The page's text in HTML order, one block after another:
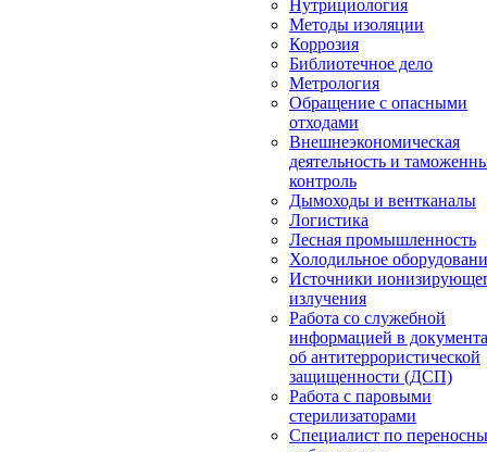
Нутрициология
Методы изоляции
Коррозия
Библиотечное дело
Метрология
Обращение с опасными
отходами
Внешнеэкономическая
деятельность и
контроль
Дымоходы и вентканалы
Логистика
Лесная промышленность
Холодильное
Источники
излучения
Работа со служебной
информацией в
об антитеррористической
защищенности (ДСП)
Работа с паровыми
стерилизаторами
Специалист по